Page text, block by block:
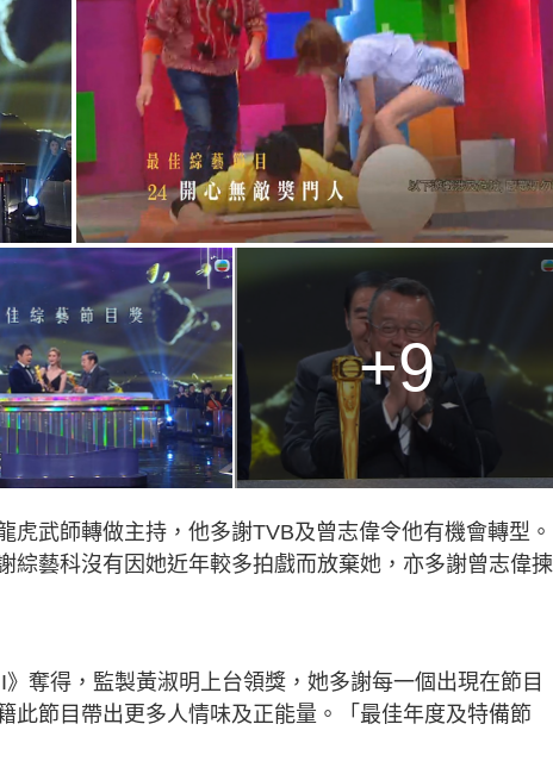
+9
武師轉做主持，他多謝TVB及曾志偉令他有機會轉型。
綜藝科沒有因她近年較多拍戲而放棄她，亦多謝曾志偉揀
奪得，監製黃淑明上台領獎，她多謝每一個出現在節目
此節目帶出更多人情味及正能量。「最佳年度及特備節